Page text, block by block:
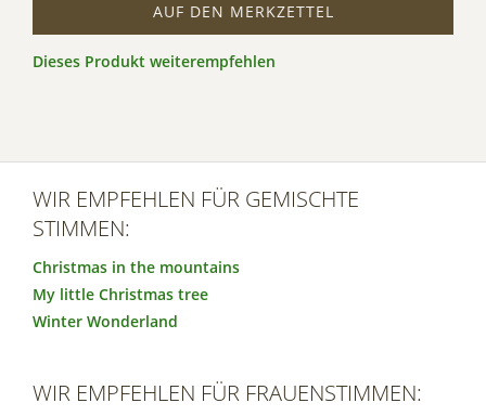
AUF DEN MERKZETTEL
Dieses Produkt weiterempfehlen
WIR EMPFEHLEN FÜR GEMISCHTE
STIMMEN:
Christmas in the mountains
My little Christmas tree
Winter Wonderland
WIR EMPFEHLEN FÜR FRAUENSTIMMEN: